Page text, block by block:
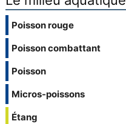
Poisson rouge
Poisson combattant
Poisson
Micros-poissons
Étang